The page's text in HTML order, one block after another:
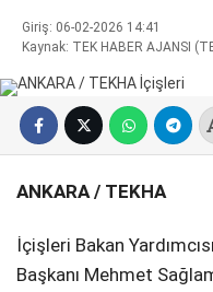
SIYASET
METEOROLOJI
SPOR
Giriş: 06-02-2026 14:41
Kaynak: TEK HABER AJANSI
ANKARA / TEKHA
İçişleri Bakan
Başkanı Mehmet